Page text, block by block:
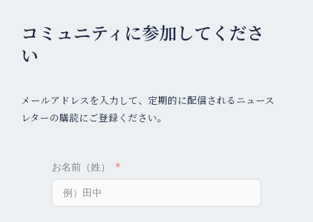
コミュニティに参加してくださ
い
メールアドレスを入力して、定期的に配信されるニュース
レターの購読にご登録ください。
お名前（姓）